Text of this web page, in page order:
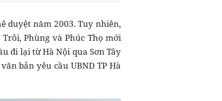
duyệt năm 2003. Tuy nhiên,
Phùng và Phúc Thọ mới
đi lại từ Hà Nội qua Sơn Tây
bản yêu cầu UBND TP Hà